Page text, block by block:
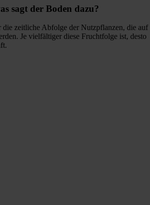
sagt der Boden dazu?
zeitliche Abfolge der Nutzpflanzen, die auf
Je vielfältiger diese Fruchtfolge ist, desto